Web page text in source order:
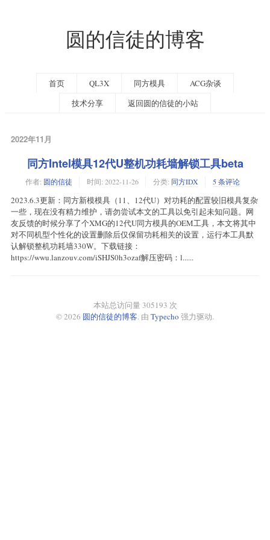
圆的信徒的博客
首页 QL3X 同方模具
ACG杂谈
技术分享
返回圆的信徒的小站
2022年11月
同方Intel模具12代U整机功耗墙解锁工具beta
作者: 圆的信徒 时间: 2022-11-26 分类: 同方IDX 5 条评论
2023.6.3更新：同方新模模具（11、12代U）对功耗的配置较旧模具复杂
一些，现在没有精力维护，请勿尝试本文的工具以免引起未知问题。网
友反馈的时候分享了个XMG的12代U同方模具的OEM工具，本文将其中
对不同机型个性化的设置删除后仅保留功耗相关的设置，运行本工具默
认解锁整机功耗墙330W。下载链接：
https://wwu.lanzouv.com/iSHJS0h3ozaf解压密码：l......
本站总访问量 305193 次
© 2026 圆的信徒的博客. 由 Typecho 强力驱动.